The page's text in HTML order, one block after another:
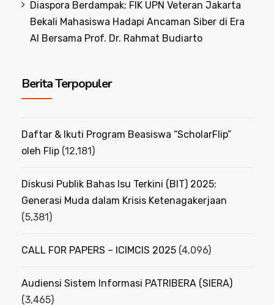
Diaspora Berdampak: FIK UPN Veteran Jakarta
Bekali Mahasiswa Hadapi Ancaman Siber di Era
AI Bersama Prof. Dr. Rahmat Budiarto
Berita Terpopuler
Daftar & Ikuti Program Beasiswa “ScholarFlip”
oleh Flip (12,181)
Diskusi Publik Bahas Isu Terkini (BIT) 2025:
Generasi Muda dalam Krisis Ketenagakerjaan
(5,381)
CALL FOR PAPERS – ICIMCIS 2025 (4,096)
Audiensi Sistem Informasi PATRIBERA (SIERA)
(3,465)